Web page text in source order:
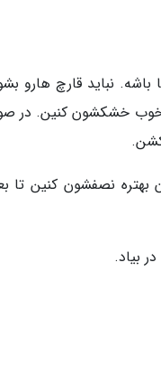
نباید قارچ هارو
خوب خشکشون کنین. در
نصفشون کنین تا
بیاد.